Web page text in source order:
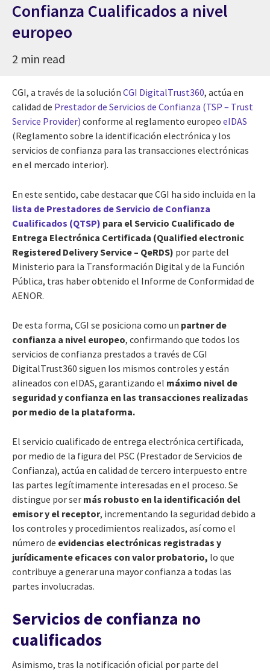
Confianza Cualificados a nivel
europeo
2 min read
CGI, a través de la solución CGI DigitalTrust360, actúa en
calidad de Prestador de Servicios de Confianza (TSP – Trust
Service Provider) conforme al reglamento europeo eIDAS
(Reglamento sobre la identificación electrónica y los
servicios de confianza para las transacciones electrónicas
en el mercado interior).
En este sentido, cabe destacar que CGI ha sido incluida en la
lista de Prestadores de Servicio de Confianza
Cualificados (QTSP) para el Servicio Cualificado de
Entrega Electrónica Certificada (Qualified electronic
Registered Delivery Service – QeRDS) por parte del
Ministerio para la Transformación Digital y de la Función
Pública, tras haber obtenido el Informe de Conformidad de
AENOR.
De esta forma, CGI se posiciona como un partner de
confianza a nivel europeo, confirmando que todos los
servicios de confianza prestados a través de CGI
DigitalTrust360 siguen los mismos controles y están
alineados con eIDAS, garantizando el máximo nivel de
seguridad y confianza en las transacciones realizadas
por medio de la plataforma.
El servicio cualificado de entrega electrónica certificada,
por medio de la figura del PSC (Prestador de Servicios de
Confianza), actúa en calidad de tercero interpuesto entre
las partes legítimamente interesadas en el proceso. Se
distingue por ser más robusto en la identificación del
emisor y el receptor, incrementando la seguridad debido a
los controles y procedimientos realizados, así como el
número de evidencias electrónicas registradas y
jurídicamente eficaces con valor probatorio, lo que
contribuye a generar una mayor confianza a todas las
partes involucradas.
Servicios de confianza no
cualificados
Asimismo, tras la notificación oficial por parte del